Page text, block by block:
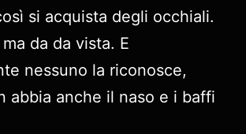
si acquista degli occhiali.
da da vista. E
nessuno la riconosce,
abbia anche il naso e i baffi